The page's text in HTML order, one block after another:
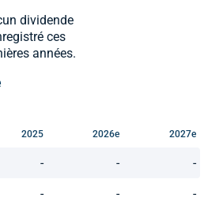
dividende
ces
années.
2025 2026e 2027e
- - -
- - -